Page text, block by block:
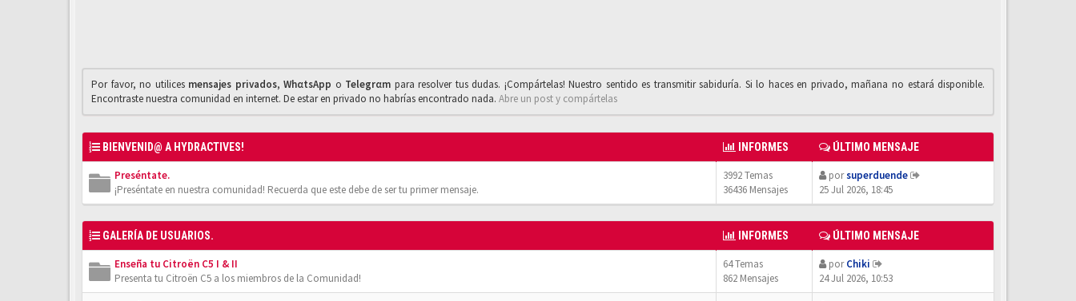
Por favor, no utilices mensajes privados,WhαtsApp o Telegrαm para resolver tus dudas. ¡Compártelas! Nuestro sentido es transmitir sabiduría. Si lo haces en privado, mañana no estará disponible.
Encontraste nuestra comunidad en internet. De estar en privado no habrías encontrado nada. Abre un post y compártelas
BIENVENID@ A HYDRACTIVES! INFORMES ÚLTIMO MENSAJE
Preséntate.
¡Preséntate en nuestra comunidad! Recuerda que este debe de ser tu primer mensaje.
3992 Temas
36436 Mensajes
porsuperduende
25 Jul 2026, 18:45
GALERÍA DE USUARIOS. INFORMES ÚLTIMO MENSAJE
Enseña tu Citroën C5 I & II
Presenta tu Citroën C5 a los miembros de la Comunidad!
64 Temas
862 Mensajes
porChiki
24 Jul 2026, 10:53